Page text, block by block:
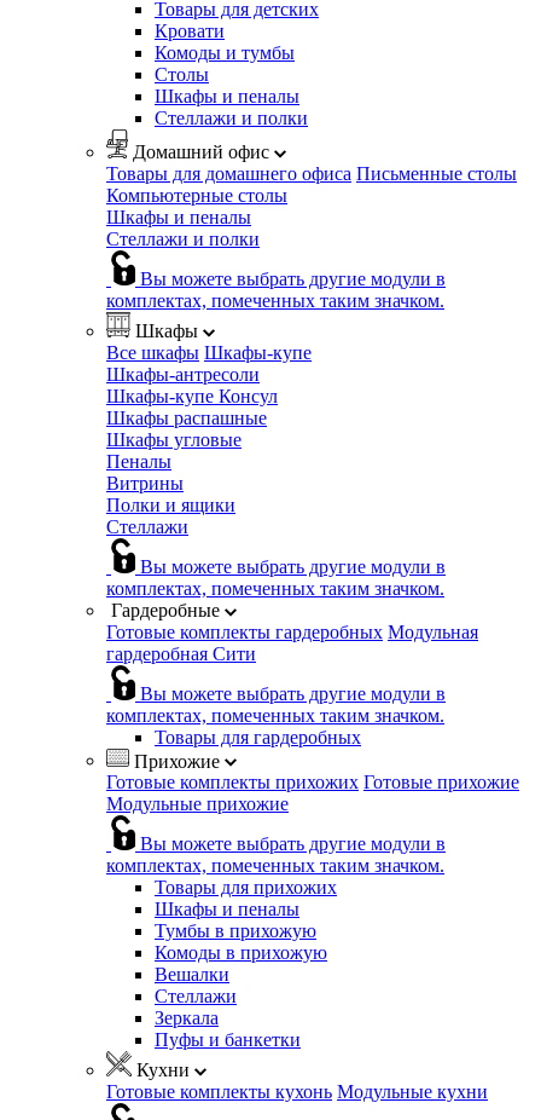
Товары для детских
Кровати
Комоды и тумбы
Столы
Шкафы и пеналы
Стеллажи и полки
Домашний офис
Товары для домашнего офиса Письменные столы
Компьютерные столы
Шкафы и пеналы
Стеллажи и полки
Вы можете выбрать другие модули в
комплектах, помеченных таким значком.
Шкафы
Все шкафы Шкафы-купе
Шкафы-антресоли
Шкафы-купе Консул
Шкафы распашные
Шкафы угловые
Пеналы
Витрины
Полки и ящики
Стеллажи
Вы можете выбрать другие модули в
комплектах, помеченных таким значком.
Гардеробные
Готовые комплекты гардеробных Модульная
гардеробная Сити
Вы можете выбрать другие модули в
комплектах, помеченных таким значком.
Товары для гардеробных
Прихожие
Готовые комплекты прихожих Готовые прихожие
Модульные прихожие
Вы можете выбрать другие модули в
комплектах, помеченных таким значком.
Товары для прихожих
Шкафы и пеналы
Тумбы в прихожую
Комоды в прихожую
Вешалки
Стеллажи
Зеркала
Пуфы и банкетки
Кухни
Готовые комплекты кухонь Модульные кухни